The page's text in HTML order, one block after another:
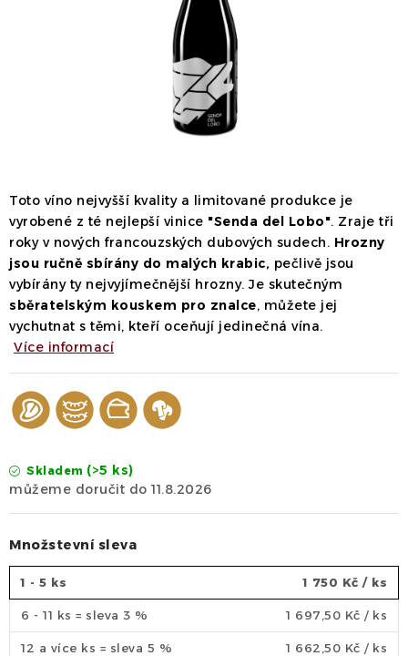
Kontakty
Vinné zážitky
Toto víno nejvyšší kvality a limitované produkce je
vyrobené z té nejlepší vinice "Senda del Lobo". Zraje tři
roky v nových francouzských dubových sudech. Hrozny
jsou ručně sbírány do malých krabic, pečlivě jsou
vybírány ty nejvyjímečnější hrozny. Je skutečným
sběratelským kouskem pro znalce, můžete jej
vychutnat s těmi, kteří oceňují jedinečná vína.
Více informací
Skladem (>5 ks)
11.8.2026
Množstevní sleva
1 - 5 ks 1 750 Kč / ks
6 - 11 ks = sleva 3 % 1 697,50 Kč / ks
12 a více ks = sleva 5 % 1 662,50 Kč / ks